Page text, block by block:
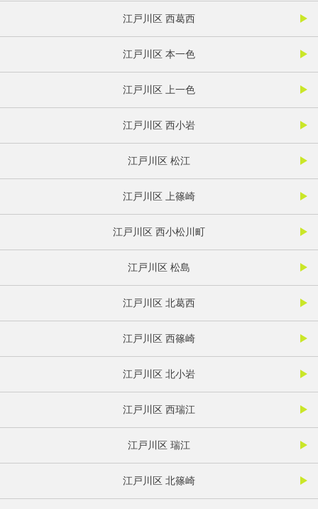
江戸川区 西葛西
江戸川区 本一色
江戸川区 上一色
江戸川区 西小岩
江戸川区 松江
江戸川区 上篠崎
江戸川区 西小松川町
江戸川区 松島
江戸川区 北葛西
江戸川区 西篠崎
江戸川区 北小岩
江戸川区 西瑞江
江戸川区 瑞江
江戸川区 北篠崎